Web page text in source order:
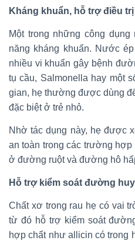
Kháng khuẩn, hỗ trợ điều
Một trong những công
năng kháng khuẩn. Nước
nhiều vi khuẩn gây bệnh
tụ cầu, Salmonella hay một
gian, hẹ thường được dùng
đặc biệt ở trẻ nhỏ.
Nhờ tác dụng này, hẹ được
an toàn trong các trường
ở đường ruột và đường hô
Hỗ trợ kiểm soát đường
Chất xơ trong rau hẹ có vai
từ đó hỗ trợ kiểm soát
hợp chất như allicin có trong